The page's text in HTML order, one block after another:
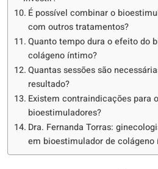
É possível combinar o
com outros tratamentos?
Quanto tempo dura o efeito do
colágeno íntimo?
Quantas sessões são
resultado?
Existem contraindicações para
bioestimuladores?
Dra. Fernanda Torras:
em bioestimulador de colágeno